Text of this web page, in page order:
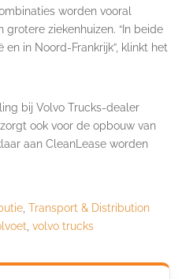
worden vooral
ziekenhuizen. “In beide
in Noord-Frankrijk”, klinkt het
bij Volvo Trucks-dealer
ook voor de opbouw van
aan CleanLease worden
Transport & Distribution
volvo trucks